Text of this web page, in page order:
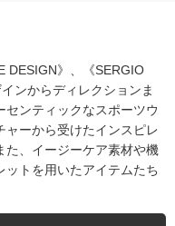
DESIGN》、《SERGIO
ンからディレクションま
ンティックなスポーツウ
ャーから受けたインスピレ
た、イージーケア素材や機
ットを用いたアイテムたち